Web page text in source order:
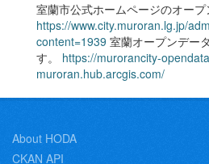
室蘭市公式ホームページのオー
https://www.city.muroran.lg.jp/
content=1939 室蘭オープンデー
す。 https://murorancity-
muroran.hub.arcgis.com/
About HODA
CKAN API